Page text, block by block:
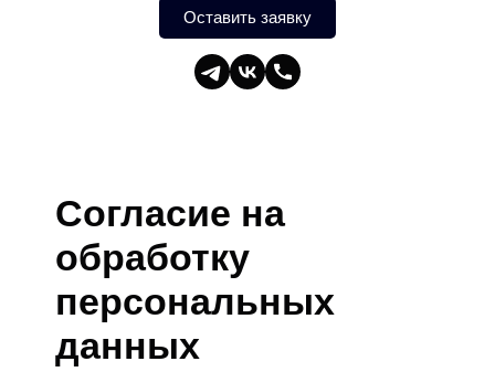
Оставить заявку
Согласие на
обработку
персональных
данных